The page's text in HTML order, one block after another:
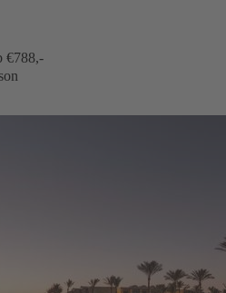
€788,-